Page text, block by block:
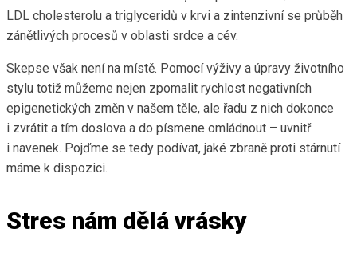
LDL cholesterolu a triglyceridů v krvi a zintenzivní se průběh
zánětlivých procesů v oblasti srdce a cév.
Skepse však není na místě. Pomocí výživy a úpravy životního
stylu totiž můžeme nejen zpomalit rychlost negativních
epigenetických změn v našem těle, ale řadu z nich dokonce
i zvrátit a tím doslova a do písmene omládnout – uvnitř
i navenek. Pojďme se tedy podívat, jaké zbraně proti stárnutí
máme k dispozici.
Stres nám dělá vrásky